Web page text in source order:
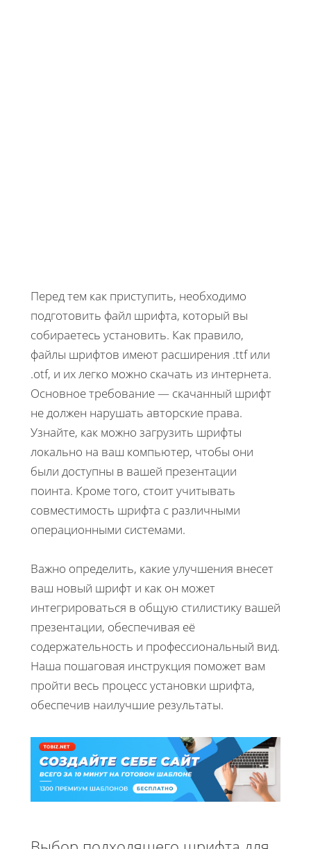
Перед тем как приступить, необходимо
подготовить файл шрифта, который вы
собираетесь установить. Как правило,
файлы шрифтов имеют расширения .ttf или
.otf, и их легко можно скачать из интернета.
Основное требование — скачанный шрифт
не должен нарушать авторские права.
Узнайте, как можно загрузить шрифты
локально на ваш компьютер, чтобы они
были доступны в вашей презентации
поинта. Кроме того, стоит учитывать
совместимость шрифта с различными
операционными системами.
Важно определить, какие улучшения внесет
ваш новый шрифт и как он может
интегрироваться в общую стилистику вашей
презентации, обеспечивая её
содержательность и профессиональный вид.
Наша пошаговая инструкция поможет вам
пройти весь процесс установки шрифта,
обеспечив наилучшие результаты.